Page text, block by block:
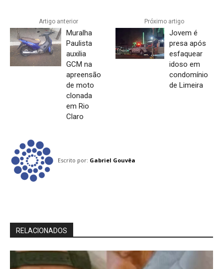
Artigo anterior
Muralha
Paulista
auxilia
GCM na
apreensão
de moto
clonada
em Rio
Claro
Próximo artigo
Jovem é
presa após
esfaquear
idoso em
condomínio
de Limeira
Escrito por: Gabriel Gouvêa
RELACIONADOS